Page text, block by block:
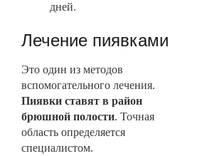
дней.
Лечение пиявками
Это один из методов
вспомогательного лечения.
Пиявки ставят в район
брюшной полости. Точная
область определяется
специалистом.